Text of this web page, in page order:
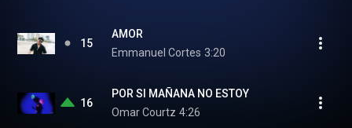
15
AMOR
Emmanuel Cortes 3:20
16
POR SI MAÑANA NO ESTOY
Omar Courtz 4:26